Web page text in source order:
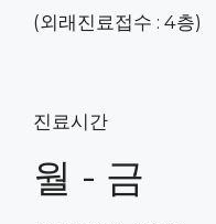
(외래진료접수 : 4층)
진료시간
월 - 금